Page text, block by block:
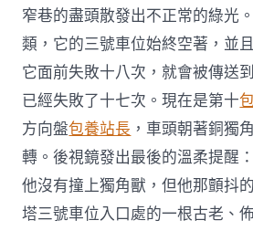
窄巷的盡頭散發出不正常的綠光
類，它的三號車位始終空著，並
它面前失敗十八次，就會被傳送
已經失敗了十七次。現在是第十
方向盤包養站長 ，車頭朝著銅獨
轉。後視鏡發出最後的溫柔提醒
他沒有撞上獨角獸，但他那顫抖
塔三號車位入口處的一根古老、